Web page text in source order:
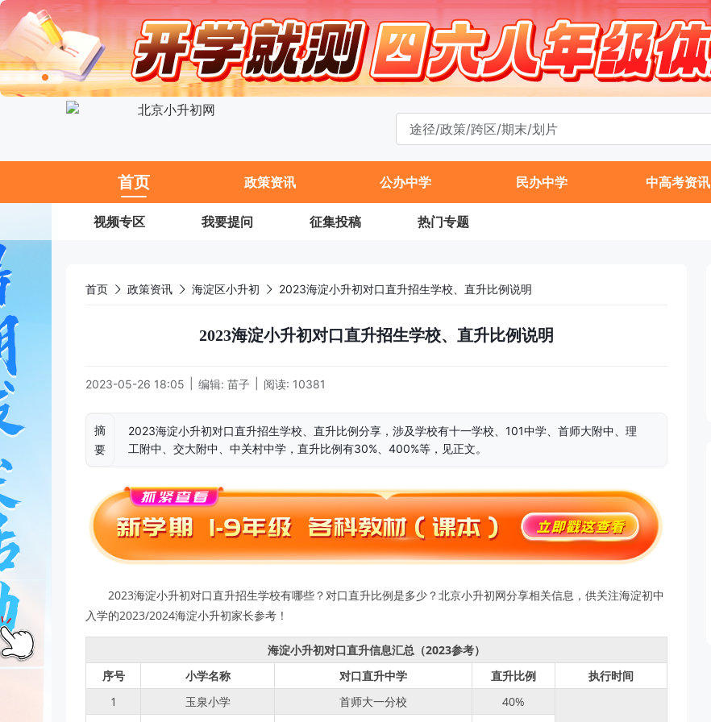
首页 政策资讯 公办中学 民办中学 中高考资讯
视频专区 我要提问 征集投稿 热门专题
首页 政策资讯 海淀区小升初 2023海淀小升初对口直升招生学校、直升比例说明
2023海淀小升初对口直升招生学校、直升比例说明
2023-05-26 18:05 编辑: 苗子 阅读: 10381
摘
要
2023海淀小升初对口直升招生学校、直升比例分享，涉及学校有十一学校、101中学、首师大附中、理
工附中、交大附中、中关村中学，直升比例有30%、400%等，见正文。
2023海淀小升初对口直升招生学校有哪些？对口直升比例是多少？北京小升初网分享相关信息，供关注海淀初中
入学的2023/2024海淀小升初家长参考！
海淀小升初对口直升信息汇总（2023参考）
序号
小学名称 对口直升中学 直升比例
执行时间
1
玉泉小学 首师大一分校
40%